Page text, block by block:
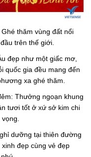
thăm vùng đất nổi
trên thế giới.
đẹp như một giấc mơ,
quốc gia đều mang đến
xa ghé thăm.
Thưởng ngoạn khung
tươi tốt ở xứ sở kim chi
dưỡng tại thiên đường
đẹp cùng vẻ đẹp